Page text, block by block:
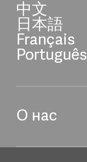
中文
日本語
Français
Português
О нас